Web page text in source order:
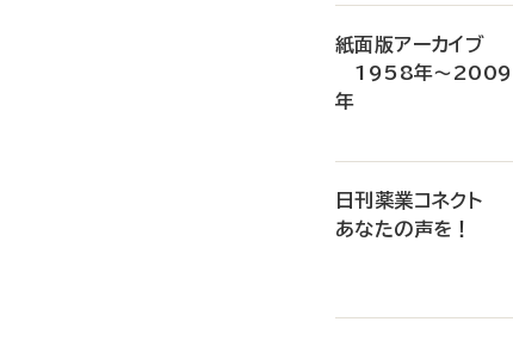
紙面版アーカイブ
1958年～2009
年
日刊薬業コネクト
あなたの声を！